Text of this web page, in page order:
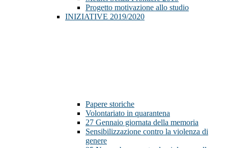
Progetto motivazione allo studio
INIZIATIVE 2019/2020
Papere storiche
Volontariato in quarantena
27 Gennaio giornata della memoria
Sensibilizzazione contro la violenza di
genere